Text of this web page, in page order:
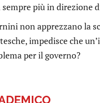
più in direzione
non apprezzano la
impedisce che
per il governo?